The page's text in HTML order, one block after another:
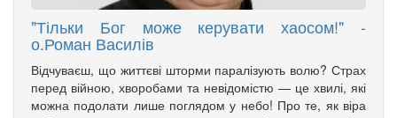
"Тільки Бог може керувати хаосом!" -
о.Роман Василів
Відчуваєш, що життєві шторми паралізують волю? Страх
перед війною, хворобами та невідомістю — це хвилі, які
можна подолати лише поглядом у небо! Про те, як віра